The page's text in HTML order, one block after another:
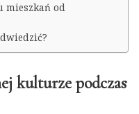
mieszkań od
kulturze podczas